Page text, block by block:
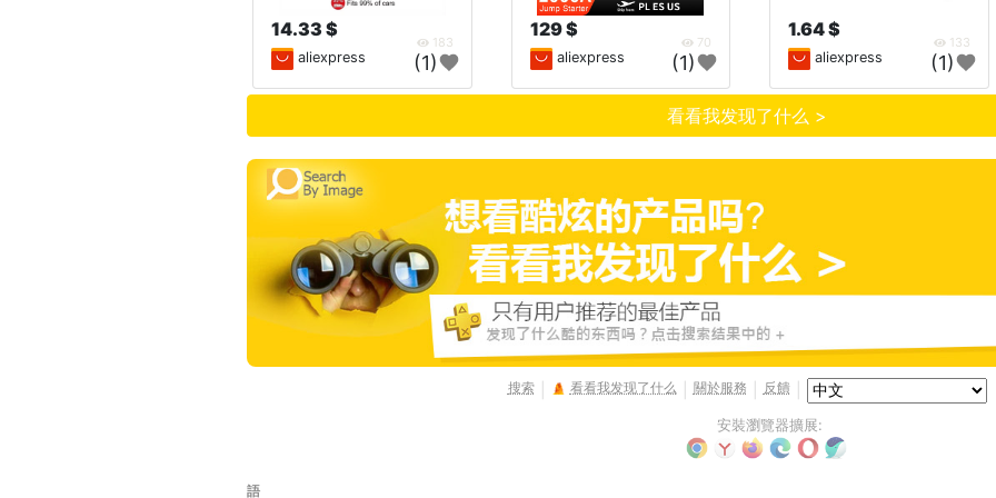
14.33 $
183
aliexpress (1)
129 $
70
aliexpress (1)
1.64 $
133
aliexpress (1)
看看我发现了什么 >
搜索 看看我发现了什么 關於服務 反饋
安裝瀏覽器擴展:
語